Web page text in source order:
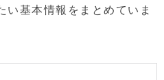
基本情報をまとめていま